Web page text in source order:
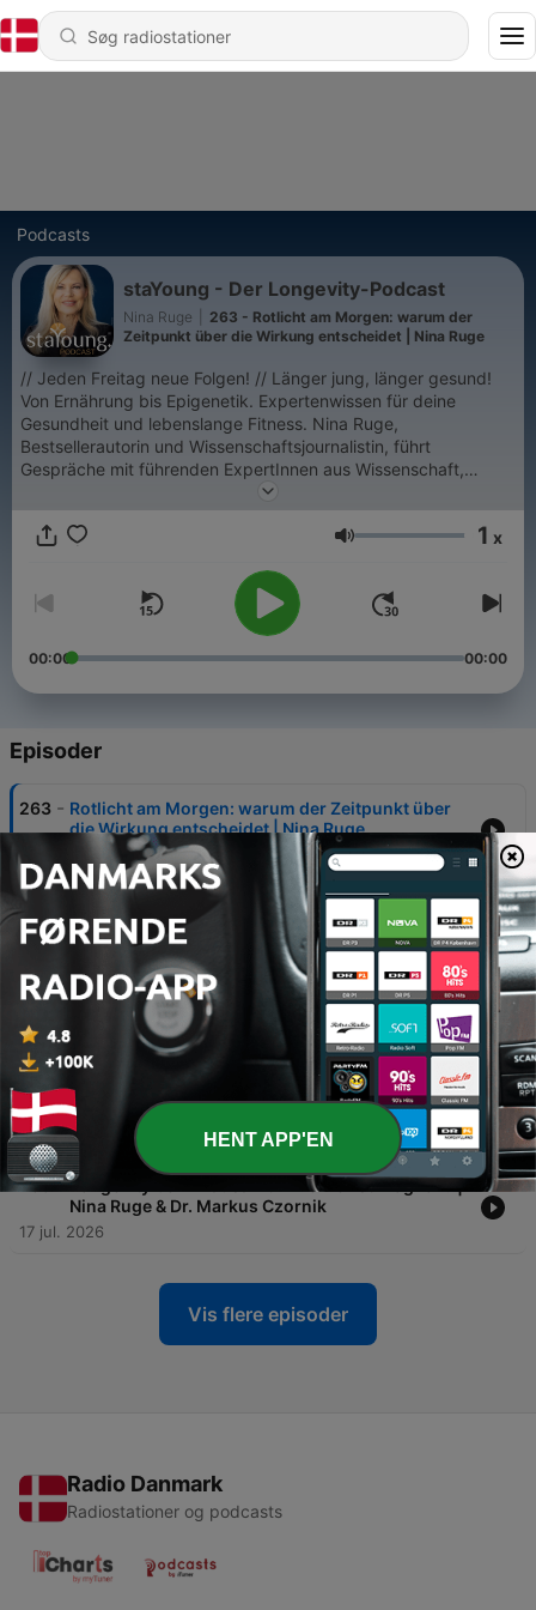
Podcasts
staYoung - Der Longevity-Podcast
Nina Ruge
263 - Rotlicht am Morgen: warum der
Zeitpunkt über die Wirkung entscheidet | Nina Ruge
// Jeden Freitag neue Folgen! // Länger jung, länger gesund!
Von Ernährung bis Epigenetik. Expertenwissen für deine
Gesundheit und lebenslange Fitness. Nina Ruge,
Bestsellerautorin und Wissenschaftsjournalistin, führt
Gespräche mit führenden ExpertInnen aus Wissenschaft,
Forschung und aus Longevity-Unternehmen der Zukunft.
Prävention, personalisierte Medizin und Technology
Lydstyrke 1 x
00:00 00:00
Episoder
263 - Rotlicht am Morgen: warum der Zeitpunkt über
die Wirkung entscheidet | Nina Ruge
07 aug. 2026
262
04 aug. 2026
261 - Cannabis: Wie süchtig macht es wirklich? | Nina
Ruge
31 jul. 2026
260 - Allergie, Asthma, Neurodermitis: immer
schlimmer, wieso? Top-Umweltmedizinerin klärt
auf | Nina Ruge
24 jul. 2026
259 - Longevity beim Hausarzt - wie viel ist möglich? |
Nina Ruge & Dr. Markus Czornik
17 jul. 2026
Vis flere episoder
Radio Danmark
Radiostationer og podcasts
HENT APP'EN